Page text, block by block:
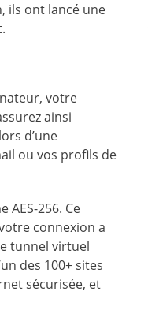
ils ont lancé une
votre
ainsi
d’une
ou vos profils de
256. Ce
connexion a
tunnel virtuel
des 100+ sites
sécurisée, et